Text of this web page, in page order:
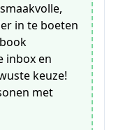
in te boeten
inbox en
keuze!
met